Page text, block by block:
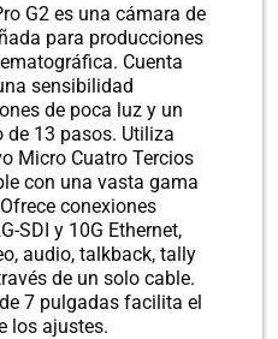
G2 es una cámara de
para producciones
Cuenta
sensibilidad
de poca luz y un
13 pasos. Utiliza
Micro Cuatro Tercios
con una vasta gama
conexiones
SDI y 10G Ethernet,
audio, talkback, tally
de un solo cable.
7 pulgadas facilita el
los ajustes.